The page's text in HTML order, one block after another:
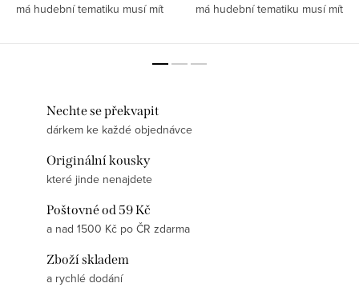
má hudební tematiku musí mít
vyjímat a vy se budete cítit...
má hudební tematiku musí mít
Nechte se překvapit
dárkem ke každé objednávce
Originální kousky
které jinde nenajdete
Poštovné od 59 Kč
a nad 1500 Kč po ČR zdarma
Zboží skladem
a rychlé dodání